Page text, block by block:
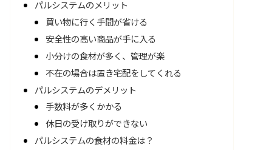
パルシステムのメリット
買い物に行く手間が省ける
安全性の高い商品が手に入る
小分けの食材が多く、管理が楽
不在の場合は置き宅配をしてくれる
パルシステムのデメリット
手数料が多くかかる
休日の受け取りができない
パルシステムの食材の料金は？